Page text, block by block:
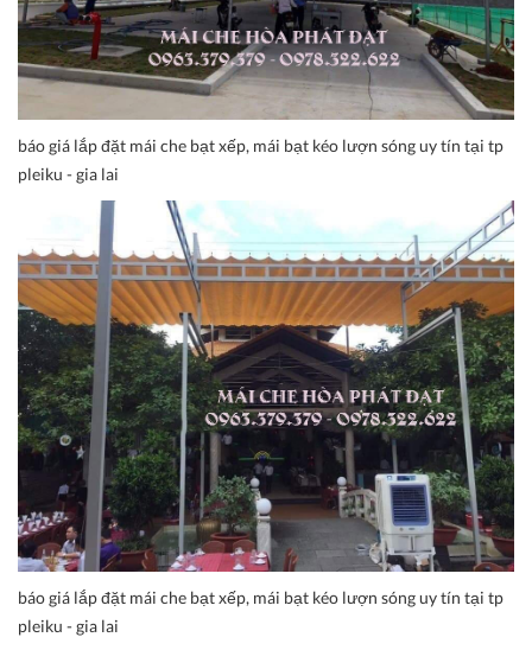
báo giá lắp đặt mái che bạt xếp, mái bạt kéo lượn sóng uy tín tại tp
pleiku - gia lai
báo giá lắp đặt mái che bạt xếp, mái bạt kéo lượn sóng uy tín tại tp
pleiku - gia lai